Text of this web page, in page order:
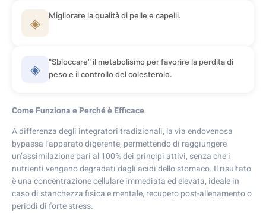
◈ Migliorare la qualità di pelle e capelli.
◈
"Sbloccare" il metabolismo per favorire la perdita di
peso e il controllo del colesterolo.
Come Funziona e Perché è Efficace
A differenza degli integratori tradizionali, la via endovenosa
bypassa l’apparato digerente, permettendo di raggiungere
un’assimilazione pari al 100% dei principi attivi, senza che i
nutrienti vengano degradati dagli acidi dello stomaco. Il risultato
è una concentrazione cellulare immediata ed elevata, ideale in
caso di stanchezza fisica e mentale, recupero post-allenamento o
periodi di forte stress.